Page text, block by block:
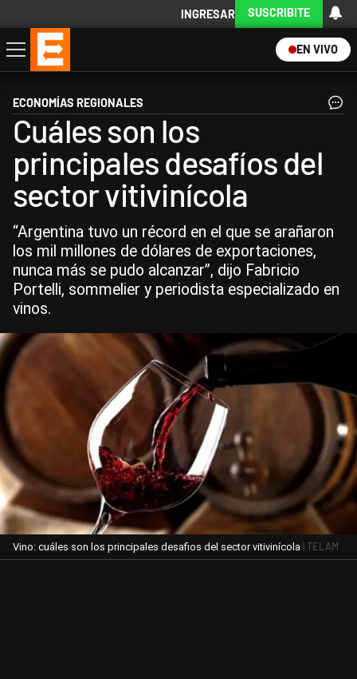
INGRESAR SUSCRIBITE
EN VIVO
Economía
Política
Internacional
Actualidad
Descargá la App
ECONOMÍAS REGIONALES
Cuáles son los
principales desafíos del
sector vitivinícola
“Argentina tuvo un récord en el que se arañaron
los mil millones de dólares de exportaciones,
nunca más se pudo alcanzar”, dijo Fabricio
Portelli, sommelier y periodista especializado en
vinos.
Vino: cuáles son los principales desafios del sector vitivinícola | TELAM